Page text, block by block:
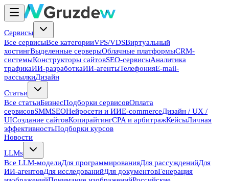
Сервисы
Все сервисыВсе категорииVPS/VDSВиртуальный
хостингВыделенные серверыОблачные платформыCRM-
системыКонструкторы сайтовSEO-сервисыАналитика
трафикаИИ-разработкаИИ-агентыТелефонияE-mail-
рассылкиДизайн
Статьи
Все статьиБизнесПодборки сервисовОплата
сервисовSMMSEOНейросети и ИИE-commerceДизайн / UX /
UIСоздание сайтовКопирайтингCPA и арбитражКейсыЛичная
эффективностьПодборки курсов
Новости
LLMs
Все LLM-моделиДля программированияДля рассужденийДля
ИИ-агентовДля исследованийДля документовГенерация